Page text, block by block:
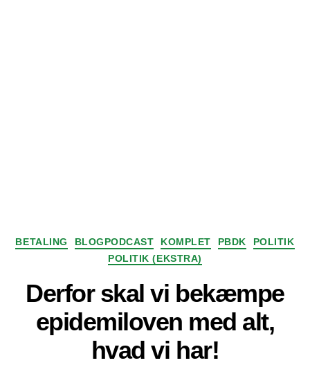
Kategorier
BETALING BLOGPODCAST KOMPLET PBDK
POLITIK
POLITIK (EKSTRA)
Derfor skal vi bekæmpe
epidemiloven med alt,
hvad vi har!